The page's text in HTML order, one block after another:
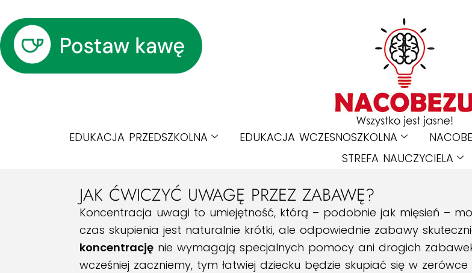
EDUKACJA PRZEDSZKOLNA EDUKACJA WCZESNOSZKOLNA
STREFA NAUCZYCIELA
JAK ĆWICZYĆ UWAGĘ PRZEZ ZABAWĘ?
Koncentracja uwagi to umiejętność, którą – podobnie jak mięsień –
czas skupienia jest naturalnie krótki, ale odpowiednie zabawy
koncentrację nie wymagają specjalnych pomocy ani drogich
wcześniej zaczniemy, tym łatwiej dziecku będzie skupiać się w zerówce